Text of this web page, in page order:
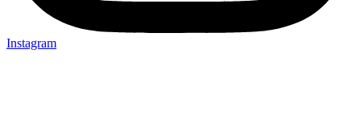
Instagram